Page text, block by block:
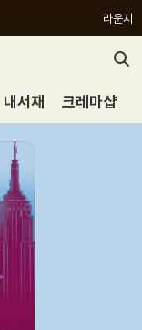
라운지
내서재 크레마샵